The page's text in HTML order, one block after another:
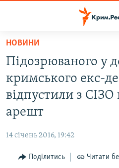
Перейти
основного
матеріалу
Перейти
до
основної
Перейти
пошуку
ВОДА.КРИМ
ВІДЕО ТА ФОТО
ІНТЕРВ'Ю
НОВИНИ
Підозрюваного у
кримського екс-
відпустили з
арешт
14 січень 2016, 19:42
Поділитись Читати